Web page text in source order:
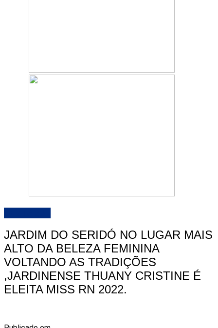
JARDIM DO SERIDÓ NO LUGAR MAIS
ALTO DA BELEZA FEMININA
VOLTANDO AS TRADIÇÕES
,JARDINENSE THUANY CRISTINE É
ELEITA MISS RN 2022.